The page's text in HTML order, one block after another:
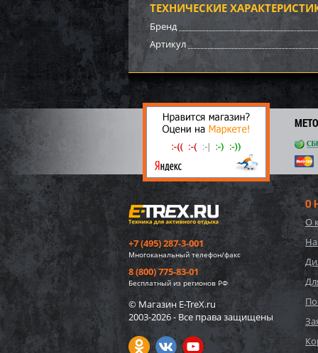
3
6
ТЕХНИЧЕСКИЕ
Бренд
Артикул
+7 (495) 287-3-001
Многоканальный телефон/факс
8 (800) 775-83-01
Бесплатный из регионов РФ
© Магазин E-TreX.ru
2003-2026 - Все права защищены
О
О